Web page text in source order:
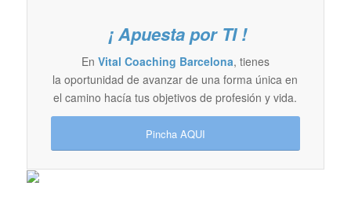
¡ Apuesta por TI !
En Vital Coaching Barcelona, tienes
la oportunidad de avanzar de una forma única en
el camino hacía tus objetivos de profesión y vida.
Pincha AQUI